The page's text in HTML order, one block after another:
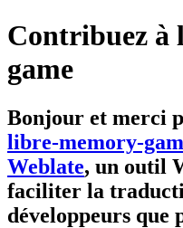
Contribuez à
game
Bonjour et merci
libre-memory-
Weblate, un outil
faciliter la
développeurs que